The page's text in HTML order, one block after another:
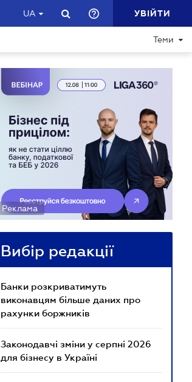
UA УВІЙТИ
Теми
Реклама
Вибір редакції
Банки розкриватимуть
виконавцям більше даних про
рахунки боржників
Законодавчі зміни у серпні 2026
для бізнесу в Україні